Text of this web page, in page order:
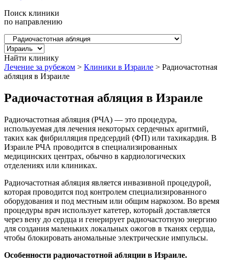
Поиск клиники
по направлению
Найти клинику
Лечение за рубежом > Клиники в Израиле > Радиочастотная
абляция в Израиле
Радиочастотная абляция в Израиле
Радиочастотная абляция (РЧА) — это процедура,
используемая для лечения некоторых сердечных аритмий,
таких как фибрилляция предсердий (ФП) или тахикардия. В
Израиле РЧА проводится в специализированных
медицинских центрах, обычно в кардиологических
отделениях или клиниках.
Радиочастотная абляция является инвазивной процедурой,
которая проводится под контролем специализированного
оборудования и под местным или общим наркозом. Во время
процедуры врач использует катетер, который доставляется
через вену до сердца и генерирует радиочастотную энергию
для создания маленьких локальных ожогов в тканях сердца,
чтобы блокировать аномальные электрические импульсы.
Особенности радиочастотной абляции в Израиле.